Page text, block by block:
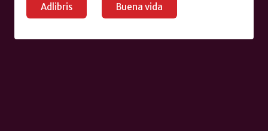
Adlibris Buena vida